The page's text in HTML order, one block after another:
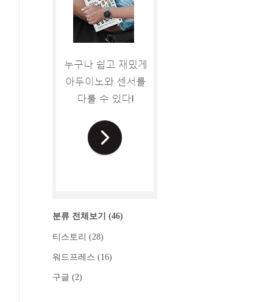
분류 전체보기 (46)
티스토리 (28)
워드프레스 (16)
구글 (2)